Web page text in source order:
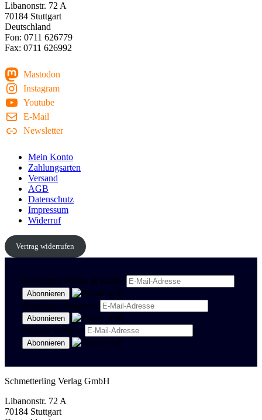
Libanonstr. 72 A
70184 Stuttgart
Deutschland
Fon: 0711 626779
Fax: 0711 626992
Mastodon
Instagram
Youtube
E-Mail
Newsletter
Mein Konto
Zahlungsarten
Versand
AGB
Datenschutz
Impressum
Widerruf
Vertrag widerrufen
Newsletter Politik & Kultur
Newsletter Spanisch
Region Stuttgart
Schmetterling Verlag GmbH
Libanonstr. 72 A
70184 Stuttgart